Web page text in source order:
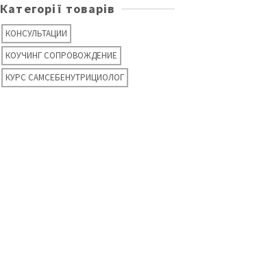
Категорії товарів
КОНСУЛЬТАЦИИ
КОУЧИНГ СОПРОВОЖДЕНИЕ
КУРС САМСЕБЕНУТРИЦИОЛОГ